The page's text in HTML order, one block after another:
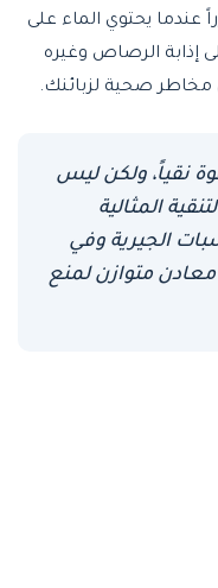
عندما يحتوي الماء على
إذابة الرصاص وغيره
مخاطر صحية لزبائنك.
نقياً، ولكن ليس
المثالية
الجيرية وفي
متوازن لمنع